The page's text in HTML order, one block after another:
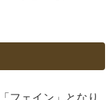
フェイン」となり